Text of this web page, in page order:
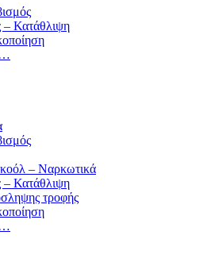
– Κατάθλιψη
– Ναρκωτικά
– Κατάθλιψη
τροφής